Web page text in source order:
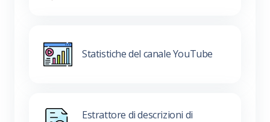
Statistiche del canale YouTube
Estrattore di descrizioni di